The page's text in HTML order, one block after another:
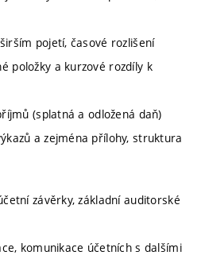
pojetí, časové rozlišení
položky a kurzové rozdíly k
(splatná a odložená daň)
a zejména přílohy, struktura
závěrky, základní auditorské
komunikace účetních s dalšími